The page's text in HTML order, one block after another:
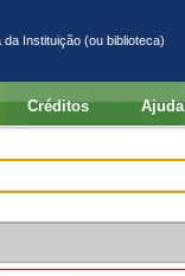
da Instituição (ou biblioteca)
Créditos Ajuda